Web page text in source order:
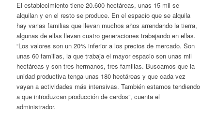
El establecimiento tiene 20.600 hectáreas, unas 15 mil se
alquilan y en el resto se produce. En el espacio que se alquila
hay varias familias que llevan muchos años arrendando la tierra,
algunas de ellas llevan cuatro generaciones trabajando en ellas.
“Los valores son un 20% inferior a los precios de mercado. Son
unas 60 familias, la que trabaja el mayor espacio son unas mil
hectáreas y son tres hermanos, tres familias. Buscamos que la
unidad productiva tenga unas 180 hectáreas y que cada vez
vayan a actividades más intensivas. También estamos tendiendo
a que introduzcan producción de cerdos”, cuenta el
administrador.